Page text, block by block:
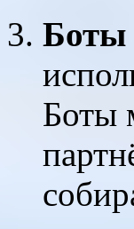
Боты
Боты